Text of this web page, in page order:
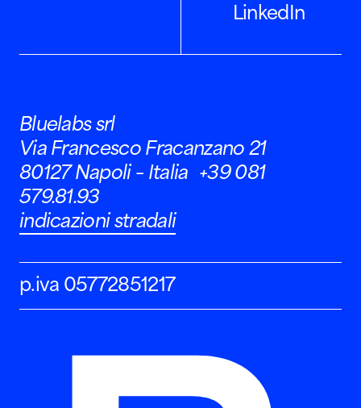
LinkedIn
Bluelabs srl
Via Francesco Fracanzano 21
80127 Napoli – Italia +39 081
579.81.93
indicazioni stradali
p.iva 05772851217